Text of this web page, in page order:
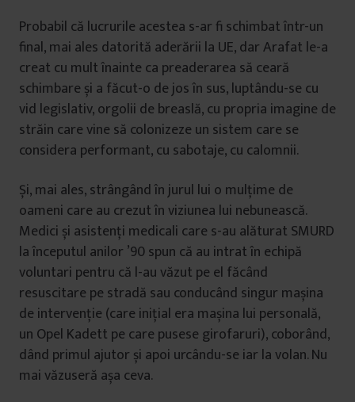
Probabil că lucrurile acestea s-ar fi schimbat într-un
final, mai ales datorită aderării la UE, dar Arafat le-a
creat cu mult înainte ca preaderarea să ceară
schimbare și a făcut-o de jos în sus, luptându-se cu
vid legislativ, orgolii de breaslă, cu propria imagine de
străin care vine să colonizeze un sistem care se
considera performant, cu sabotaje, cu calomnii.
Și, mai ales, strângând în jurul lui o mulțime de
oameni care au crezut în viziunea lui nebunească.
Medici și asistenți medicali care s-au alăturat SMURD
la începutul anilor ’90 spun că au intrat în echipă
voluntari pentru că l-au văzut pe el făcând
resuscitare pe stradă sau conducând singur mașina
de intervenție (care inițial era mașina lui personală,
un Opel Kadett pe care pusese girofaruri), coborând,
dând primul ajutor și apoi urcându-se iar la volan. Nu
mai văzuseră așa ceva.